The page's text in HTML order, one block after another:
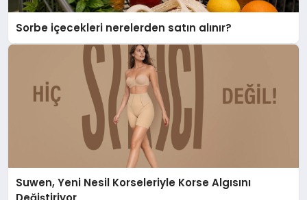
Sorbe içecekleri nerelerden satın alınır?
Suwen, Yeni Nesil Korseleriyle Korse Algısını